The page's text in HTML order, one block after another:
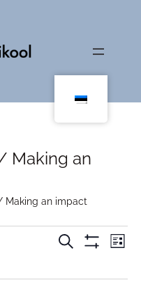
Making an
Making an impact
Search
Otsi